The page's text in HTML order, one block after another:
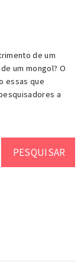
de um
um mongol? O
essas que
a